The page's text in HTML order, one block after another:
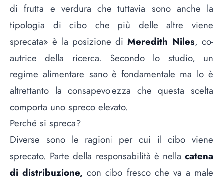
di frutta e verdura che tuttavia sono anche la
tipologia di cibo che più delle altre viene
sprecata» è la posizione diMeredith Niles, co-
autrice della ricerca. Secondo lo studio, un
regime alimentare sano è fondamentale ma lo è
altrettanto la consapevolezza che questa scelta
comporta uno spreco elevato.
Perché si spreca?
Diverse sono le ragioni per cui il cibo viene
sprecato. Parte della responsabilità è nella catena
di distribuzione, con cibo fresco che va a male